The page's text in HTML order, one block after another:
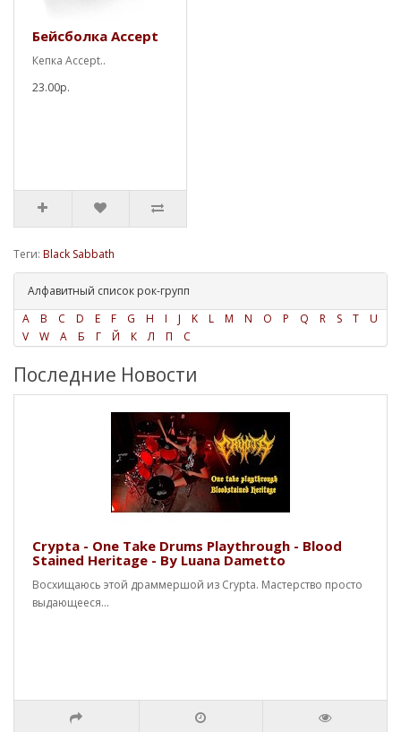
Бейсболка Accept
Кепка Accept..
23.00р.
Теги: Black Sabbath
Алфавитный список рок-групп
A
B C D E F G H I J K L M N O P Q R S T
U
V
W А Б Г Й К Л П С
Последние Новости
Crypta - One Take Drums Playthrough - Blood
Stained Heritage - By Luana Dametto
Восхищаюсь этой драммершой из Crypta. Мастерство просто
выдающееся...